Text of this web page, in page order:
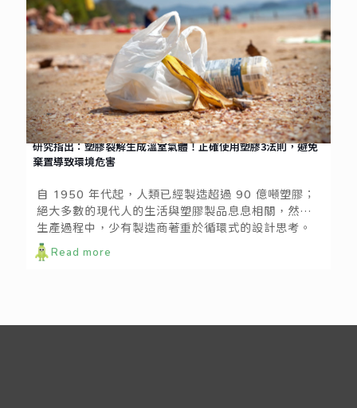
研究指出：塑膠裂解生成溫室氣體！正確使用塑膠3法則，避免
棄置導致環境危害
自 1950 年代起，人類已經製造超過 90 億噸塑膠；
絕大多數的現代人的生活與塑膠製品息息相關，然而
生產過程中，少有製造商著重於循環式的設計思考。
當商品的生命週期到了末端，大量廢棄而無完善控管
的人為因素，使得環境成了最大的受害者。在太平洋
Read more